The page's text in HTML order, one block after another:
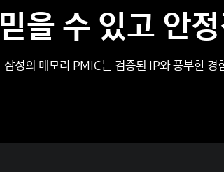
믿을 수 있고 안
삼성의 메모리 PMIC는 검증된 IP와 풍부한